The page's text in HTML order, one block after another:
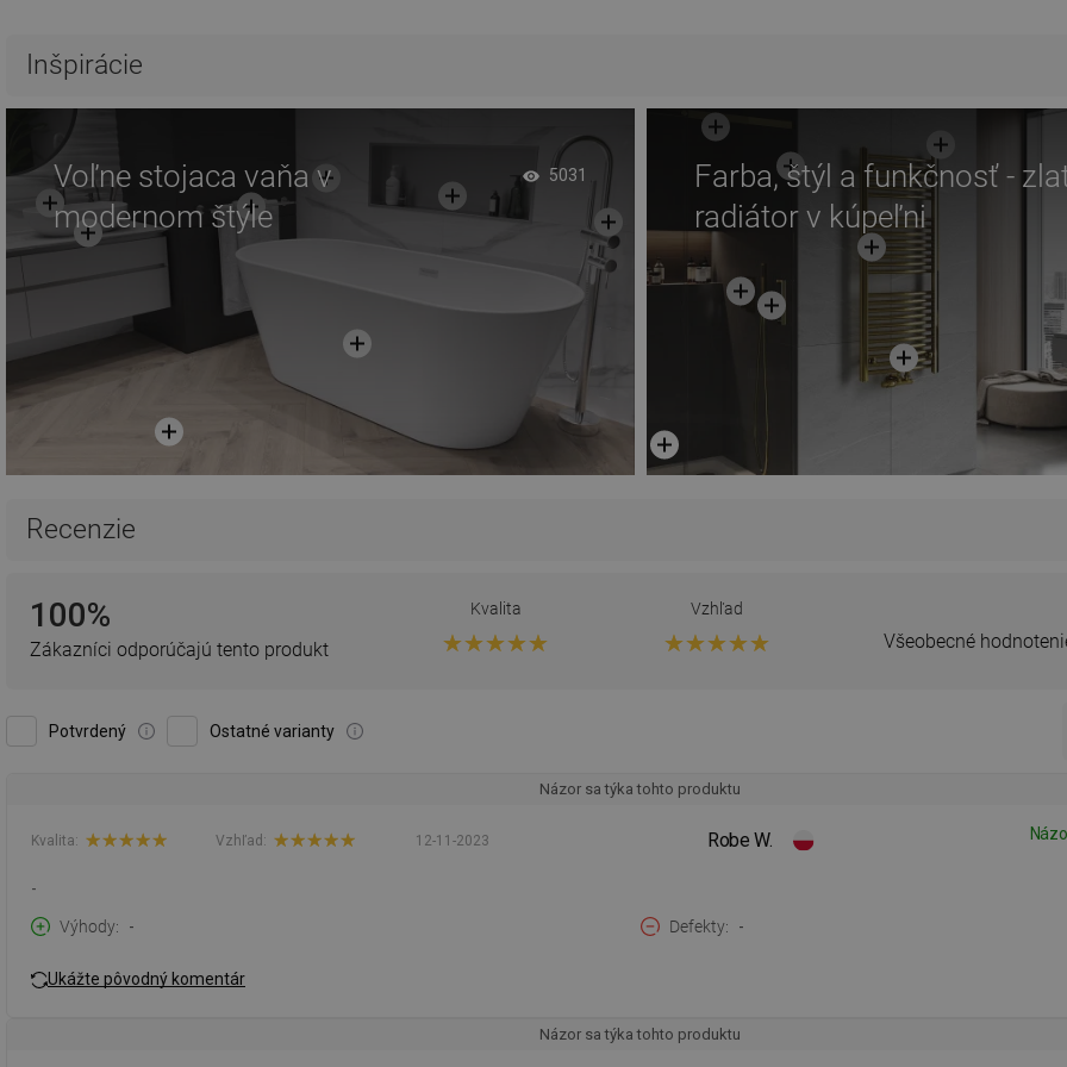
Inšpirácie
Voľne stojaca vaňa v
modernom štýle
5031
Farba, štýl a funkčnosť -
radiátor v kúpeľni
Recenzie
100%
Zákazníci odporúčajú tento produkt
Kvalita Vzhľad
Všeobecné
Potvrdený Ostatné varianty
Názor sa týka tohto produktu
Robe W.
12-11-2023
Kvalita: Vzhľad:
-
Výhody
- Defekty -
Ukážte pôvodný komentár
Názor sa týka tohto produktu